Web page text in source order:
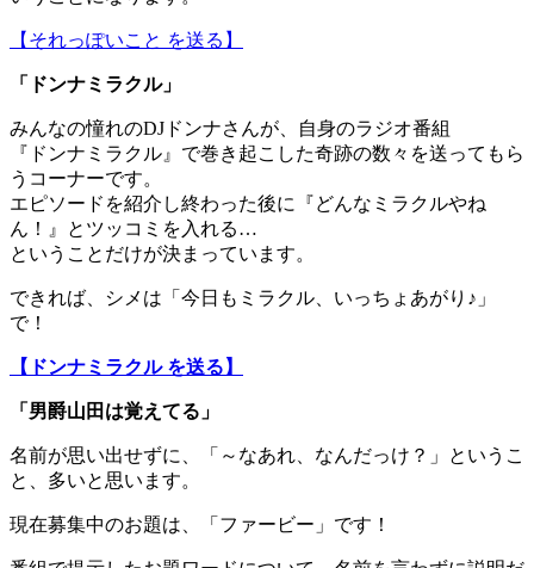
【それっぽいこと を送る】
「ドンナミラクル」
みんなの憧れのDJドンナさんが、自身のラジオ番組
『ドンナミラクル』で巻き起こした奇跡の数々を送ってもら
うコーナーです。
エピソードを紹介し終わった後に『どんなミラクルやね
ん！』とツッコミを入れる…
ということだけが決まっています。
できれば、シメは「今日もミラクル、いっちょあがり♪」
で！
【ドンナミラクル を送る】
「男爵山田は覚えてる」
名前が思い出せずに、「～なあれ、なんだっけ？」というこ
と、多いと思います。
現在募集中のお題は、「ファービー」です！